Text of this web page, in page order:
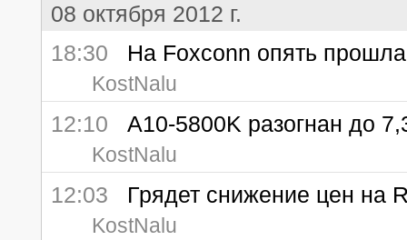
08 октября 2012 г.
18:30 На Foxconn опять прошла
KostNalu
12:10 A10-5800K разогнан до
KostNalu
12:03 Грядет снижение цен на
KostNalu